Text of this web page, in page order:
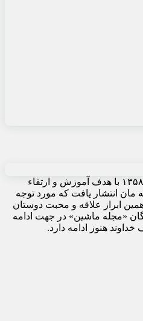
«مجله ماشین» از مهرماه سال ۱۳۵۸ با هدف آموزش و ارتقاء
انتشار یافت که مورد توجه
ابراز علاقه و محبت دوستان
«مجله ماشین» در جهت ادامه
هنوز ادامه دارد.